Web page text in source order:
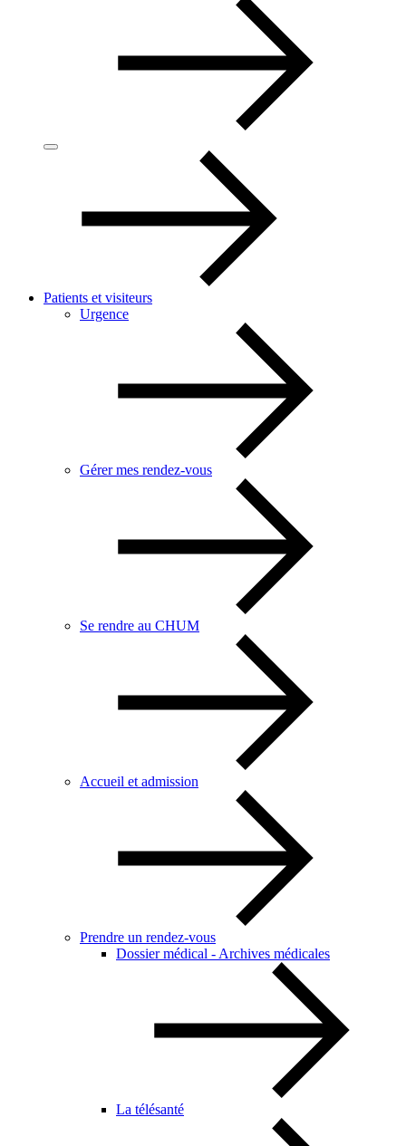
Patients et visiteurs
Urgence
Gérer mes rendez-vous
Se rendre au CHUM
Accueil et admission
Prendre un rendez-vous
Dossier médical - Archives médicales
La télésanté